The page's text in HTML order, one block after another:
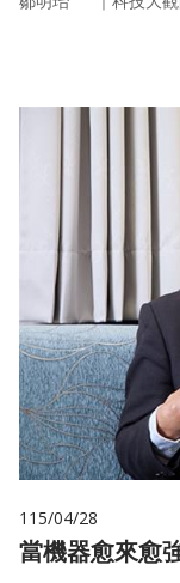
115/04/28
當機器愈來愈